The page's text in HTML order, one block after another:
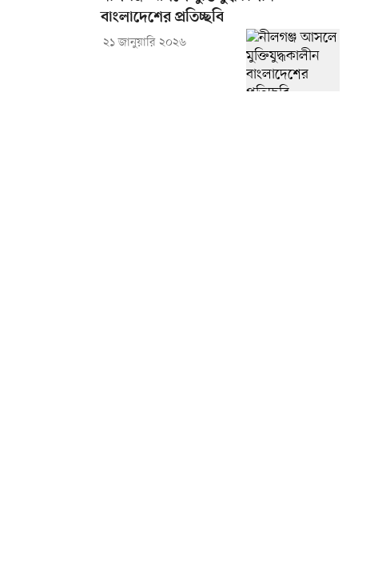
বাংলাদেশের প্রতিচ্ছবি
২১ জানুয়ারি ২০২৬